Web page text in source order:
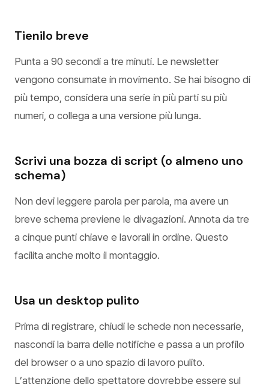
Tienilo breve
Punta a 90 secondi a tre minuti. Le newsletter
vengono consumate in movimento. Se hai bisogno di
più tempo, considera una serie in più parti su più
numeri, o collega a una versione più lunga.
Scrivi una bozza di script (o almeno uno
schema)
Non devi leggere parola per parola, ma avere un
breve schema previene le divagazioni. Annota da tre
a cinque punti chiave e lavorali in ordine. Questo
facilita anche molto il montaggio.
Usa un desktop pulito
Prima di registrare, chiudi le schede non necessarie,
nascondi la barra delle notifiche e passa a un profilo
del browser o a uno spazio di lavoro pulito.
L’attenzione dello spettatore dovrebbe essere sul